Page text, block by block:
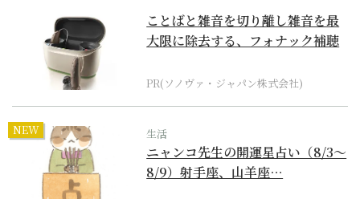
ことばと雑音を切り離し雑音を最
大限に除去する、フォナック補聴
PR(ソノヴァ・ジャパン株式会社)
NEW 生活
ニャンコ先生の開運星占い（8/3～
8/9）射手座、山羊座…